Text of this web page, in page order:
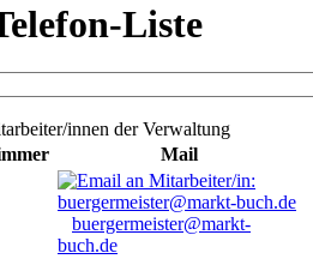
Liste
innen der Verwaltung
Mail
buergermeister@markt-
buch.de